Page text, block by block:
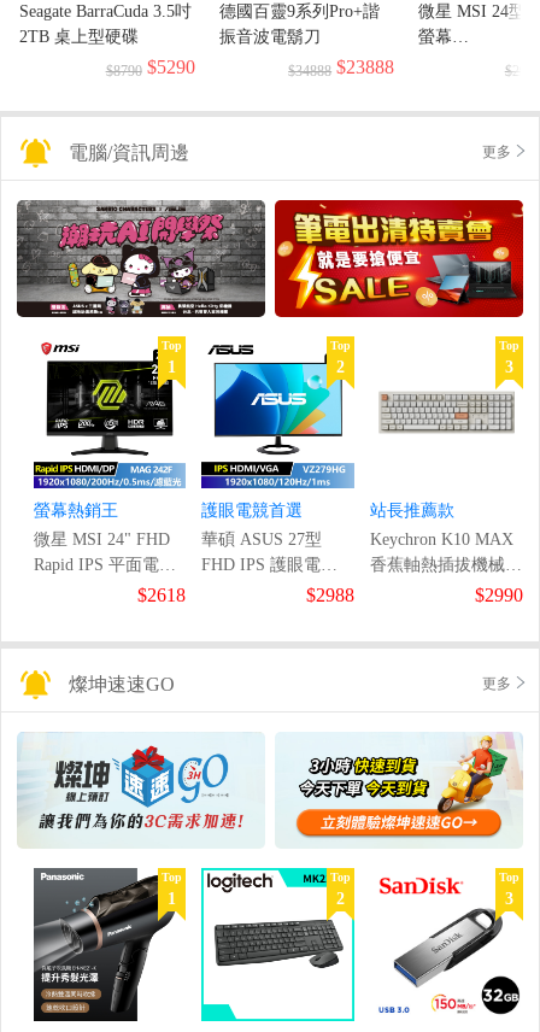
Seagate BarraCuda 3.5吋
2TB 桌上型硬碟
$8790 $5290
德國百靈9系列Pro+諧
振音波電鬍刀
$34888 $23888
微星 MSI 24型
螢幕
(1920x1080/$2990
電腦/資訊周邊 更多
Top
1
螢幕熱銷王
微星 MSI 24" FHD
Rapid IPS 平面電競
$2618
Top
2
護眼電競首選
華碩 ASUS 27型
FHD IPS 護眼電競
$2988
Top
3
站長推薦款
Keychron K10 MAX
香蕉軸熱插拔機械鍵
$2990
燦坤速速GO 更多
Top
1
Top
2
Top
3